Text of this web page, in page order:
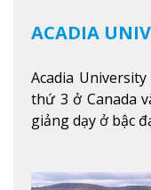
ACADIA
Acadia
thứ 3 ở Canada
giảng dạy ở bậc